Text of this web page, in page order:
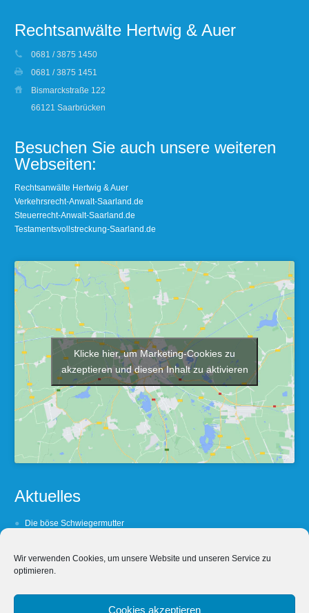
Wir verwenden Cookies, um unsere Website und unseren Service zu
optimieren.
Cookies akzeptieren
Rechtsanwälte Hertwig & Auer
0681 / 3875 1450
0681 / 3875 1451
Bismarckstraße 122
66121 Saarbrücken
Besuchen Sie auch unsere weiteren
Webseiten:
Rechtsanwälte Hertwig & Auer
Verkehrsrecht-Anwalt-Saarland.de
Steuerrecht-Anwalt-Saarland.de
Testamentsvollstreckung-Saarland.de
Klicke hier, um Marketing-Cookies zu
akzeptieren und diesen Inhalt zu aktivieren
Aktuelles
Die böse Schwiegermutter
(Un- Treue lohnt sich nicht
Wein, Weib & Worschd